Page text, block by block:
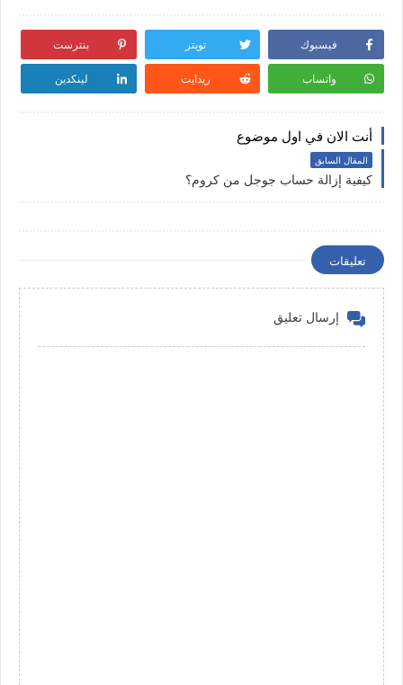
فيسبوك تويتر بنترست
واتساب ريدايت لينكدين
أنت الان في اول موضوع
المقال السابق
كيفية إزالة حساب جوجل من كروم؟
تعليقات
إرسال تعليق